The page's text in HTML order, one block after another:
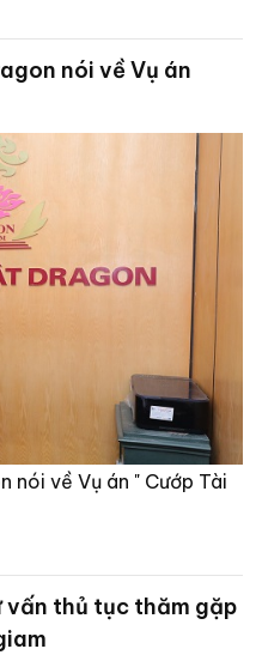
nói về Vụ án
nói về Vụ án " Cướp Tài
vấn thủ tục thăm gặp